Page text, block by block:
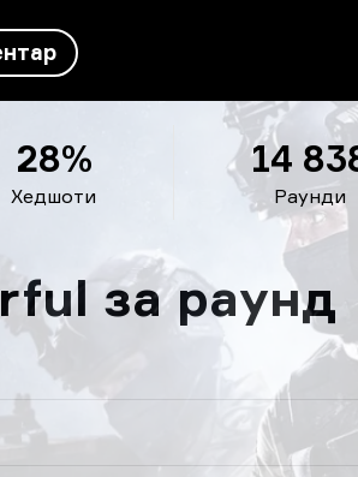
Хедшоти
28%
Раунди
14
за раунд